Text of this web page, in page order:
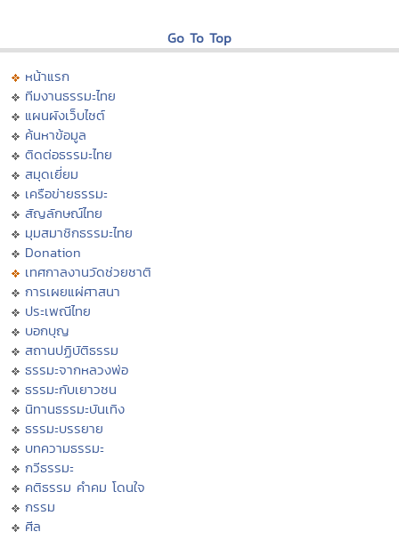
Go To Top
หน้าแรก
ทีมงานธรรมะไทย
แผนผังเว็บไซต์
ค้นหาข้อมูล
ติดต่อธรรมะไทย
สมุดเยี่ยม
เครือข่ายธรรมะ
สัญลักษณ์ไทย
มุมสมาชิกธรรมะไทย
Donation
เทศกาลงานวัดช่วยชาติ
การเผยแผ่ศาสนา
ประเพณีไทย
บอกบุญ
สถานปฏิบัติธรรม
ธรรมะจากหลวงพ่อ
ธรรมะกับเยาวชน
นิทานธรรมะบันเทิง
ธรรมะบรรยาย
บทความธรรมะ
กวีธรรมะ
คติธรรม คำคม โดนใจ
กรรม
ศีล